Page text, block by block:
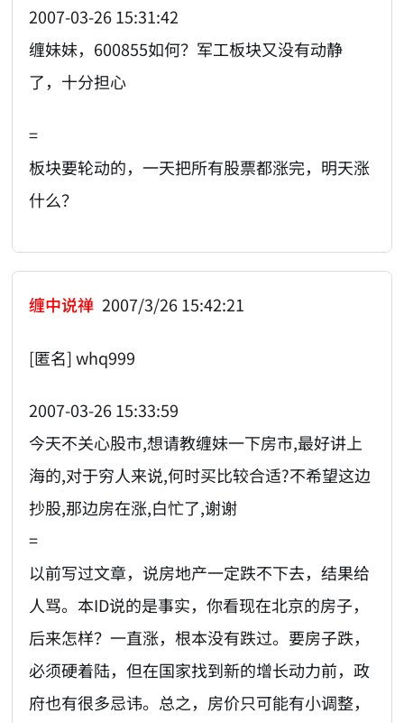
2007-03-26 15:31:42
缠妹妹，600855如何？军工板块又没有动静
了，十分担心
=
板块要轮动的，一天把所有股票都涨完，明天涨
什么？
缠中说禅 2007/3/26 15:42:21
[匿名] whq999
2007-03-26 15:33:59
今天不关心股市,想请教缠妹一下房市,最好讲上
海的,对于穷人来说,何时买比较合适?不希望这边
抄股,那边房在涨,白忙了,谢谢
=
以前写过文章，说房地产一定跌不下去，结果给
人骂。本ID说的是事实，你看现在北京的房子，
后来怎样？一直涨，根本没有跌过。要房子跌，
必须硬着陆，但在国家找到新的增长动力前，政
府也有很多忌讳。总之，房价只可能有小调整，